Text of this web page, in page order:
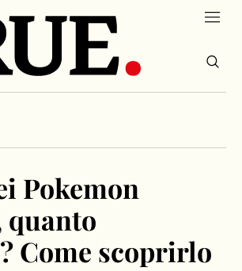
Pokemon
quanto
Come scoprirlo